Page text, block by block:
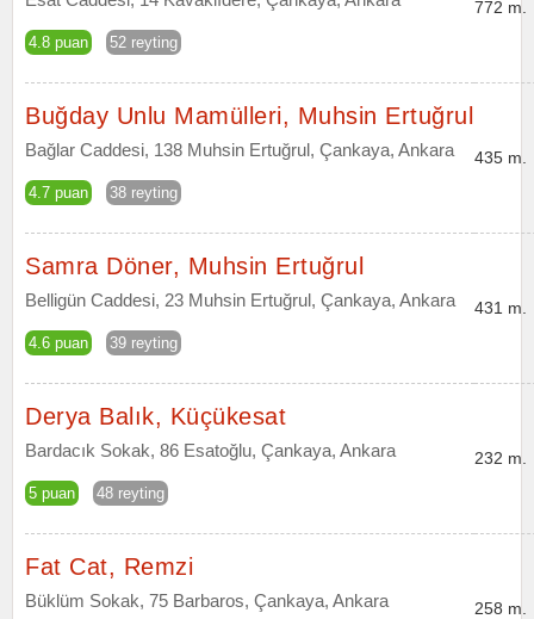
4.8 puan 52 reyting
772 m.
Buğday Unlu Mamülleri, Muhsin Ertuğrul
Bağlar Caddesi, 138 Muhsin Ertuğrul, Çankaya, Ankara
4.7 puan 38 reyting
435 m.
Samra Döner, Muhsin Ertuğrul
Belligün Caddesi, 23 Muhsin Ertuğrul, Çankaya, Ankara
4.6 puan 39 reyting
431 m.
Derya Balık, Küçükesat
Bardacık Sokak, 86 Esatoğlu, Çankaya, Ankara
5 puan 48 reyting
232 m.
Fat Cat, Remzi
Büklüm Sokak, 75 Barbaros, Çankaya, Ankara 258 m.